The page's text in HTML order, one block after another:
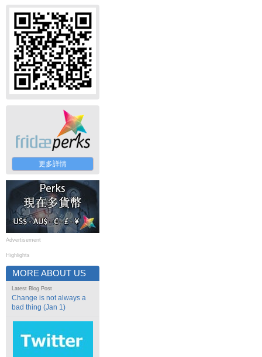
更多詳情
Advertisement
Highlights
MORE ABOUT US
Latest Blog Post
Change is not always a
bad thing (Jan 1)